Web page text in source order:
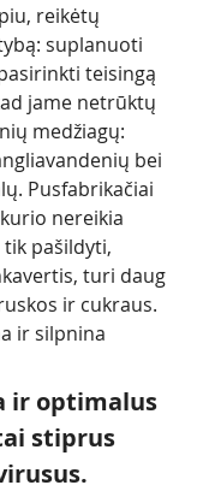
reikėtų
suplanuoti
teisingą
jame netrūktų
medžiagų:
bei
Pusfabrikačiai
nereikia
pašildyti,
turi daug
ir cukraus.
ir silpnina
ir optimalus
stiprus